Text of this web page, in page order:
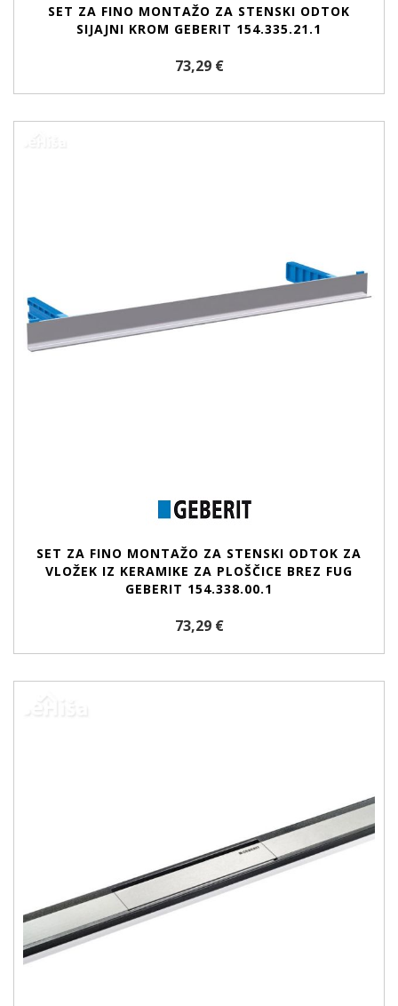
SET ZA FINO MONTAŽO ZA STENSKI ODTOK
SIJAJNI KROM GEBERIT 154.335.21.1
73,29 €
SET ZA FINO MONTAŽO ZA STENSKI ODTOK ZA
VLOŽEK IZ KERAMIKE ZA PLOŠČICE BREZ FUG
GEBERIT 154.338.00.1
73,29 €